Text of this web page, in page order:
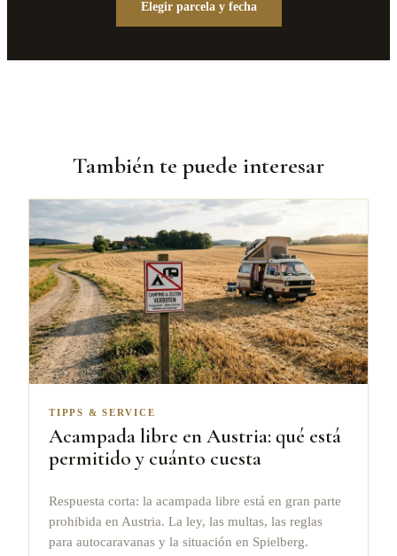
Elegir parcela y fecha
También te puede interesar
TIPPS & SERVICE
Acampada libre en Austria: qué está
permitido y cuánto cuesta
Respuesta corta: la acampada libre está en gran parte
prohibida en Austria. La ley, las multas, las reglas
para autocaravanas y la situación en Spielberg.